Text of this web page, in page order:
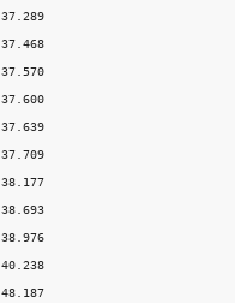
23 Pakistan (Nur Ali)                 2:48.187